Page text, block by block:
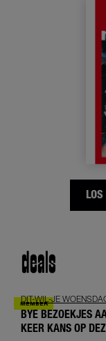
deals
DIT-WIL-JE
BYE BEZOEKJES
KEER KANS OP